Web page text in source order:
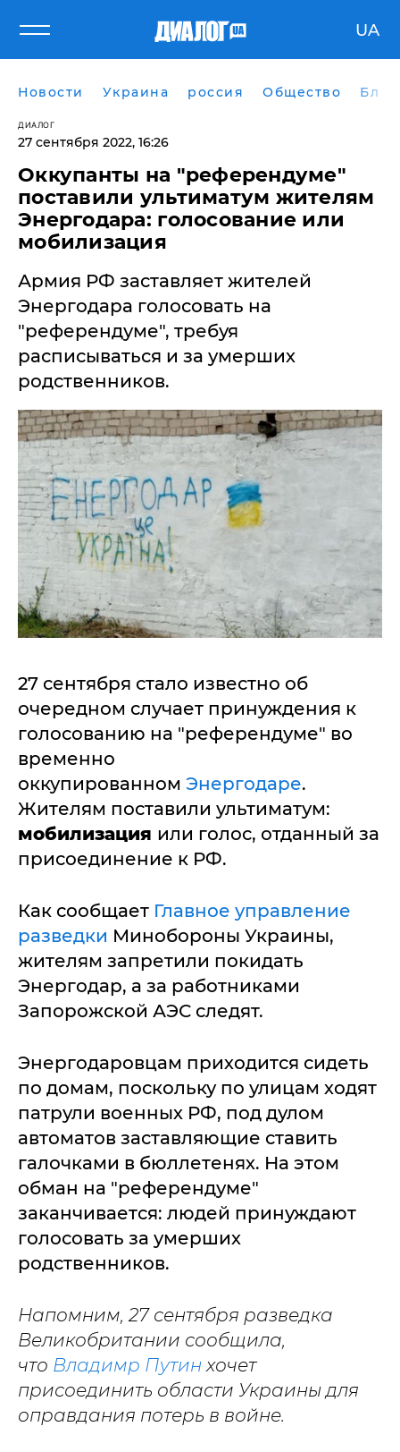
UA
Новости Украина россия Общество
ДИАЛОГ
27 сентября 2022, 16:26
Оккупанты на "референдуме"
поставили ультиматум жителям
Энергодара: голосование или
мобилизация
Армия РФ заставляет жителей
Энергодара голосовать на
"референдуме", требуя
расписываться и за умерших
родственников.
27 сентября стало известно об
очередном случает принуждения к
голосованию на "референдуме" во
временно
оккупированном Энергодаре.
Жителям поставили ультиматум:
мобилизация или голос, отданный за
присоединение к РФ.
Как сообщает Главное управление
разведки Минобороны Украины,
жителям запретили покидать
Энергодар, а за работниками
Запорожской АЭС следят.
Энергодаровцам приходится сидеть
по домам, поскольку по улицам ходят
патрули военных РФ, под дулом
автоматов заставляющие ставить
галочками в бюллетенях. На этом
обман на "референдуме"
заканчивается: людей принуждают
голосовать за умерших
родственников.
Напомним, 27 сентября разведка
Великобритании сообщила,
что Владимр Путинхочет
присоединить области Украины для
оправдания потерь в войне.